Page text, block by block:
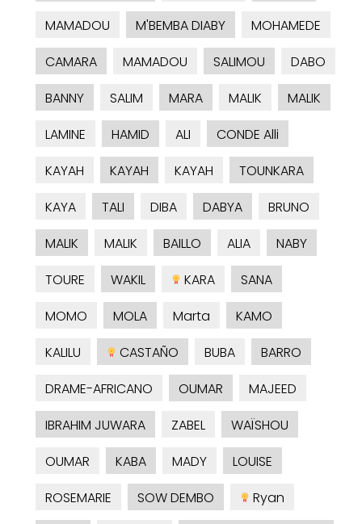
MAMADOU
M'BEMBA DIABY
MOHAMEDE
CAMARA
MAMADOU SALIMOU
DABO
BANNY
SALIM MARA MALIK
MALIK
LAMINE
HAMID ALI
CONDE Alli
KAYAH
KAYAH KAYAH
TOUNKARA
KAYA
TALI DIBA DABYA
BRUNO
MALIK
MALIK BAILLO ALIA
NABY
TOURE
WAKIL KARA
SANA
MOMO
MOLA Marta
KAMO
KALILU
CASTAÑO BUBA
BARRO
DRAME-AFRICANO
OUMAR
MAJEED
IBRAHIM JUWARA
ZABEL
WAÏSHOU
OUMAR
KABA MADY
LOUISE
ROSEMARIE
SOW DEMBO
Ryan